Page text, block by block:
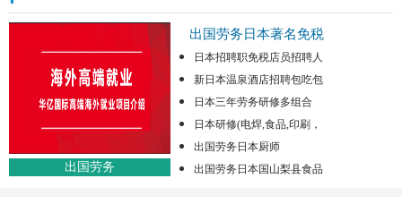
出国劳务
出国劳务日本著名免税
日本招聘职免税店员招聘人
新日本温泉酒店招聘包吃包
日本三年劳务研修多组合
日本研修(电焊,食品,印刷，
出国劳务日本厨师
出国劳务日本国山梨县食品